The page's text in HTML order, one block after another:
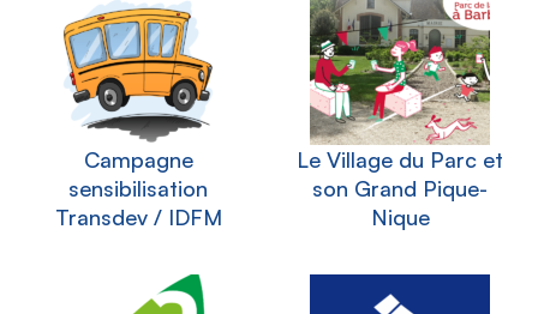
Campagne
sensibilisation
Transdev / IDFM
Le Village du Parc et
son Grand Pique-
Nique